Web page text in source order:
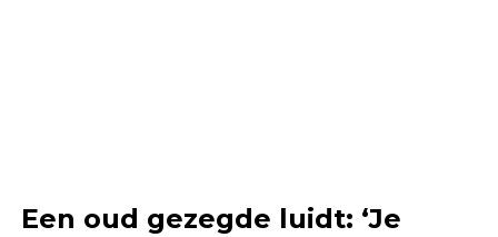
Een oud gezegde luidt: ‘Je